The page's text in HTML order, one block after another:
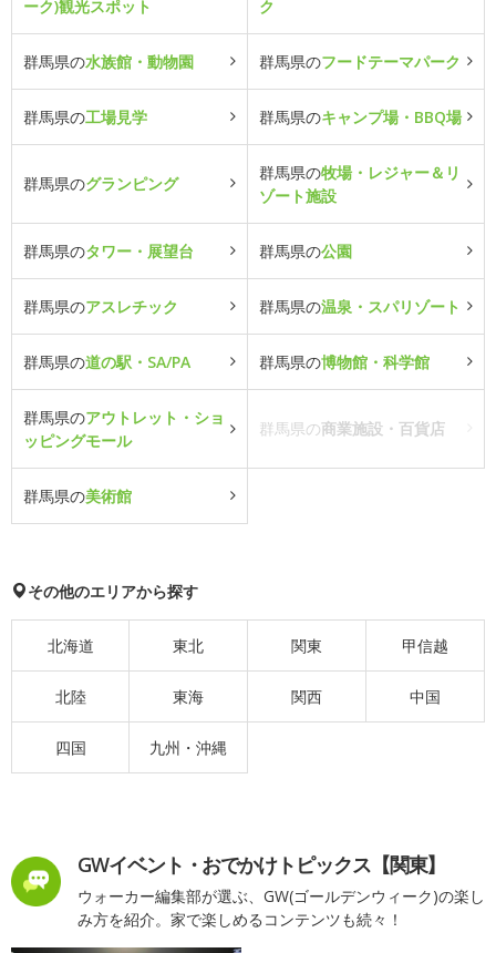
ーク)観光スポット ク
群馬県の水族館・動物園 群馬県のフードテーマパーク
群馬県の工場見学 群馬県のキャンプ場・BBQ場
群馬県のグランピング
群馬県の牧場・レジャー＆リ
ゾート施設
群馬県のタワー・展望台 群馬県の公園
群馬県のアスレチック 群馬県の温泉・スパリゾート
群馬県の道の駅・SA/PA 群馬県の博物館・科学館
群馬県のアウトレット・ショ
ッピングモール
群馬県の商業施設・百貨店
群馬県の美術館
その他のエリアから探す
北海道 東北 関東 甲信越
北陸 東海 関西 中国
四国 九州・沖縄
GWイベント・おでかけトピックス【関東】
ウォーカー編集部が選ぶ、GW(ゴールデンウィーク)の楽し
み方を紹介。家で楽しめるコンテンツも続々！